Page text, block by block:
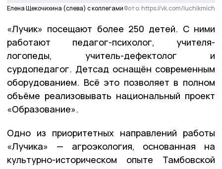
Елена Щекочихина (слева) с коллегамиФото: https://vk.com/luchikmich
«Лучик» посещают более 250 детей. С ними
работают педагог-психолог, учителя-
логопеды, учитель-дефектолог и
сурдопедагог. Детсад оснащён современным
оборудованием. Всё это позволяет в полном
объёме реализовывать национальный проект
«Образование».
Одно из приоритетных направлений работы
«Лучика» — агроэкология, основанная на
культурно-историческом опыте Тамбовской